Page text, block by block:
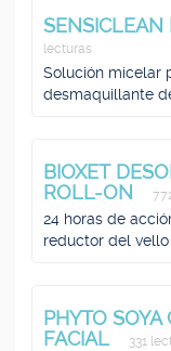
SENSICLEAN
lecturas
Solución micelar
desmaquillante
BIOXET
ROLL-ON
24 horas de
reductor del vello
PHYTO SOYA
FACIAL
331